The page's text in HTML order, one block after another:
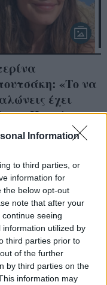
Information
to third parties, or
information for
the below opt-out
note that after your
seeing
utilized by
third parties prior to
of the further
by third parties on the
information may
«Το να
έχει
-Η στάση της
στον χρόνο
εικόνα